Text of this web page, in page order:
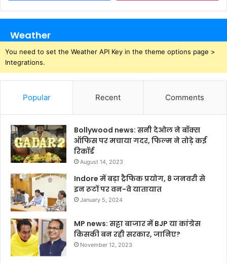
Weather
You need to set the Weather API Key in the theme options page >
Integrations.
Popular Recent Comments
Bollywood news: सनी देओल ने बॉक्स
ऑफिस पर मचाया गदर, फिल्म ने तोड़े कई
रिकॉर्ड
August 14, 2023
Indore में बड़ा ट्रैफिक प्रयोग, 8 जनवरी से
इन रूटों पर वन-वे यातायात
January 5, 2024
MP news: सट्टा बाजार में BJP या कांग्रेस
किसकी बन रही सरकार, जानिए?
November 12, 2023